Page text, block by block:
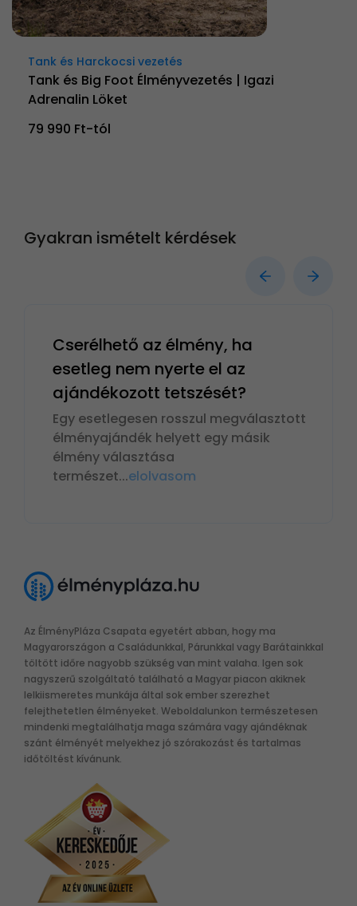
Tank és Harckocsi vezetés
Tank és Big Foot Élményvezetés | Igazi
Adrenalin Löket
79 990 Ft-tól
Gyakran ismételt kérdések
Cserélhető az élmény, ha
esetleg nem nyerte el az
ajándékozott tetszését?
Egy esetlegesen rosszul megválasztott
élményajándék helyett egy másik
élmény választása
természet...elolvasom
Az ÉlményPláza Csapata egyetért abban, hogy ma
Magyarországon a Családunkkal, Párunkkal vagy Barátainkkal
töltött időre nagyobb szükség van mint valaha. Igen sok
nagyszerű szolgáltató található a Magyar piacon akiknek
lelkiismeretes munkája által sok ember szerezhet
felejthetetlen élményeket. Weboldalunkon természetesen
mindenki megtalálhatja maga számára vagy ajándéknak
szánt élményét melyekhez jó szórakozást és tartalmas
időtöltést kívánunk.